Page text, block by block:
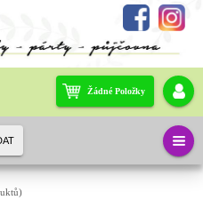
Žádné Položky